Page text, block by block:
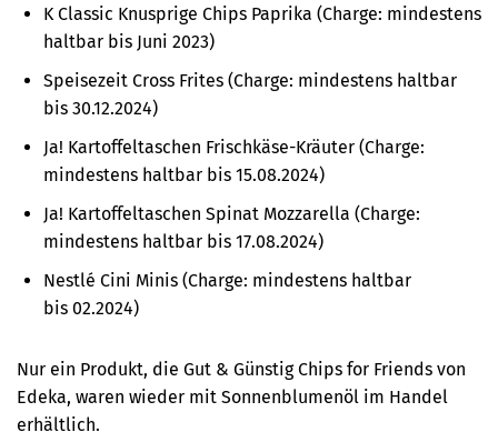
K Classic Knusprige Chips Paprika (Charge: mindestens
haltbar bis Juni 2023)
Speisezeit Cross Frites (Charge: mindestens haltbar
bis 30.12.2024)
Ja! Kartoffeltaschen Frischkäse-Kräuter (Charge:
mindestens haltbar bis 15.08.2024)
Ja! Kartoffeltaschen Spinat Mozzarella (Charge:
mindestens haltbar bis 17.08.2024)
Nestlé Cini Minis (Charge: mindestens haltbar
bis 02.2024)
Nur ein Produkt, die Gut & Günstig Chips for Friends von
Edeka, waren wieder mit Sonnenblumenöl im Handel
erhältlich.